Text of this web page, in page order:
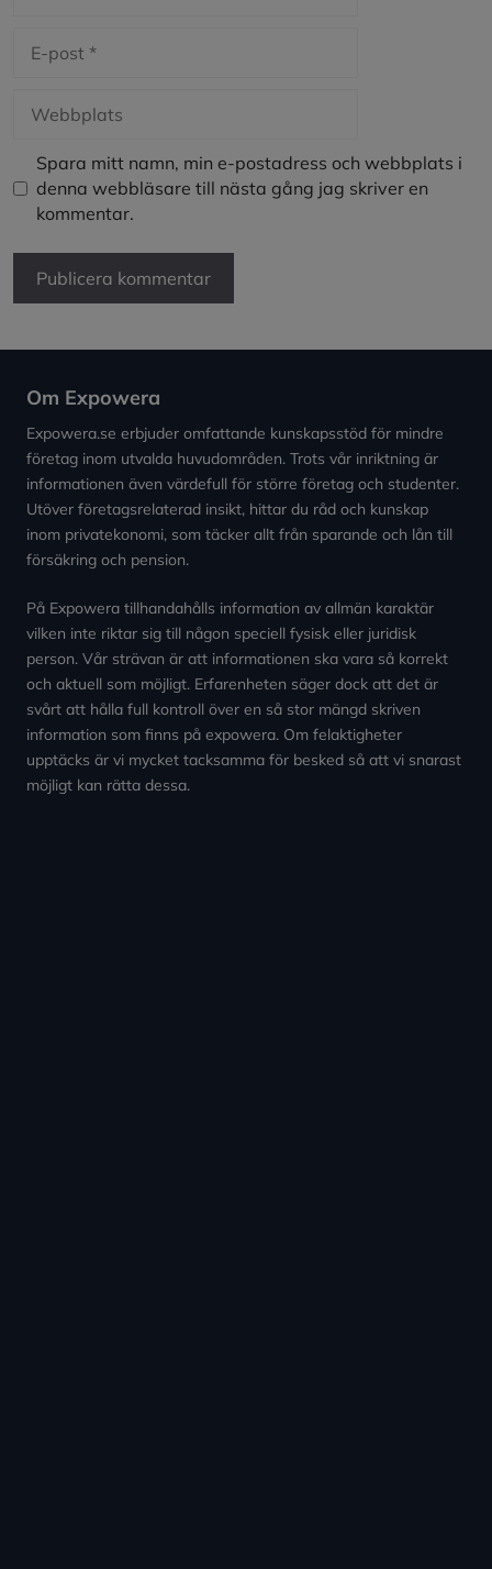
post
Spara mitt namn, min e-postadress och webbplats i
denna webbläsare till nästa gång jag skriver en
kommentar.
Om Expowera
Expowera.se erbjuder omfattande kunskapsstöd för mindre
företag inom utvalda huvudområden. Trots vår inriktning är
informationen även värdefull för större företag och studenter.
Utöver företagsrelaterad insikt, hittar du råd och kunskap
inom privatekonomi, som täcker allt från sparande och lån till
försäkring och pension.
På Expowera tillhandahålls information av allmän karaktär
vilken inte riktar sig till någon speciell fysisk eller juridisk
person. Vår strävan är att informationen ska vara så korrekt
och aktuell som möjligt. Erfarenheten säger dock att det är
svårt att hålla full kontroll över en så stor mängd skriven
information som finns på expowera. Om felaktigheter
upptäcks är vi mycket tacksamma för besked så att vi snarast
möjligt kan rätta dessa.